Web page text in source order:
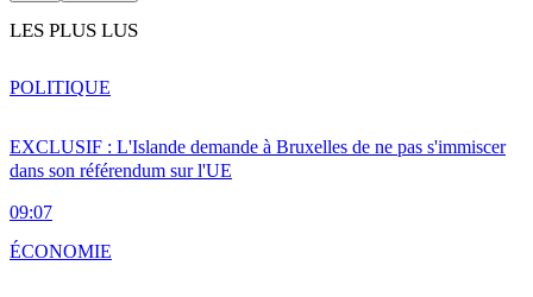
LES PLUS LUS
EXCLUSIF : L'Islande demande à Bruxelles de ne pas s'immiscer
dans son référendum sur l'UE
09:07
POLITIQUE
ÉCONOMIE